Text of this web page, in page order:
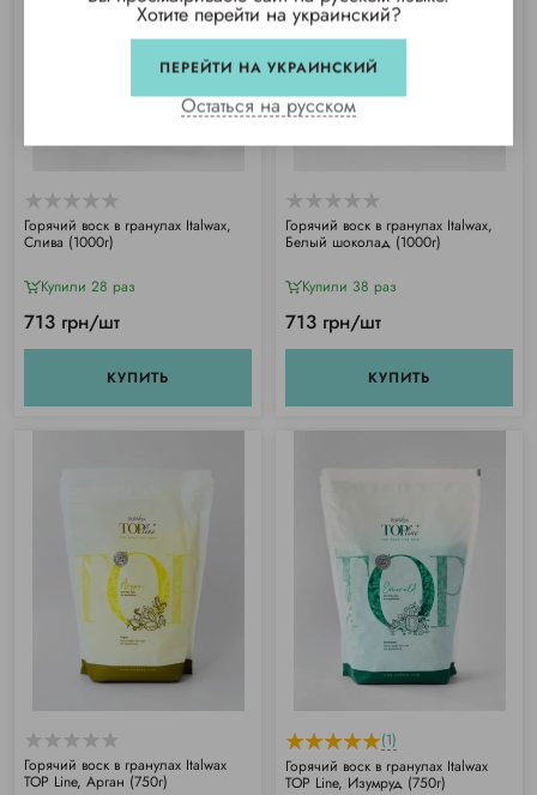
Горячий воск в гранулах Italwax,
Слива (1000г)
Купили 28 раз
713 грн/шт
КУПИТЬ
Горячий воск в гранулах Italwax,
Белый шоколад (1000г)
Купили 38 раз
713 грн/шт
КУПИТЬ
Горячий воск в гранулах Italwax
TOP Line, Арган (750г)
(1)
Горячий воск в гранулах Italwax
TOP Line, Изумруд (750г)
Хотите перейти на украинский?
ПЕРЕЙТИ НА УКРАИНСКИЙ
Остаться на русском